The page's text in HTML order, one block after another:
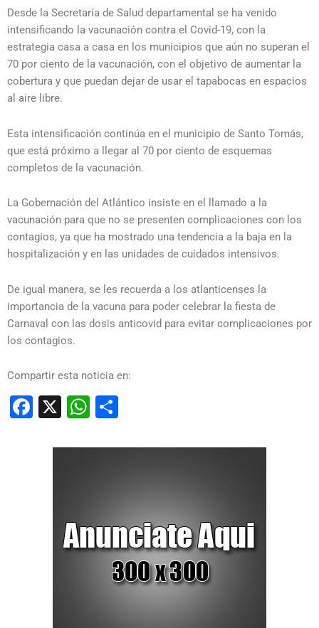
Desde la Secretaría de Salud departamental se ha venido
intensificando la vacunación contra el Covid-19, con la
estrategia casa a casa en los municipios que aún no superan el
70 por ciento de la vacunación, con el objetivo de aumentar la
cobertura y que puedan dejar de usar el tapabocas en espacios
al aire libre.
Esta intensificación continúa en el municipio de Santo Tomás,
que está próximo a llegar al 70 por ciento de esquemas
completos de la vacunación.
La Gobernación del Atlántico insiste en el llamado a la
vacunación para que no se presenten complicaciones con los
contagios, ya que ha mostrado una tendencia a la baja en la
hospitalización y en las unidades de cuidados intensivos.
De igual manera, se les recuerda a los atlanticenses la
importancia de la vacuna para poder celebrar la fiesta de
Carnaval con las dosis anticovid para evitar complicaciones por
los contagios.
Compartir esta noticia en:
Facebook
X WhatsApp